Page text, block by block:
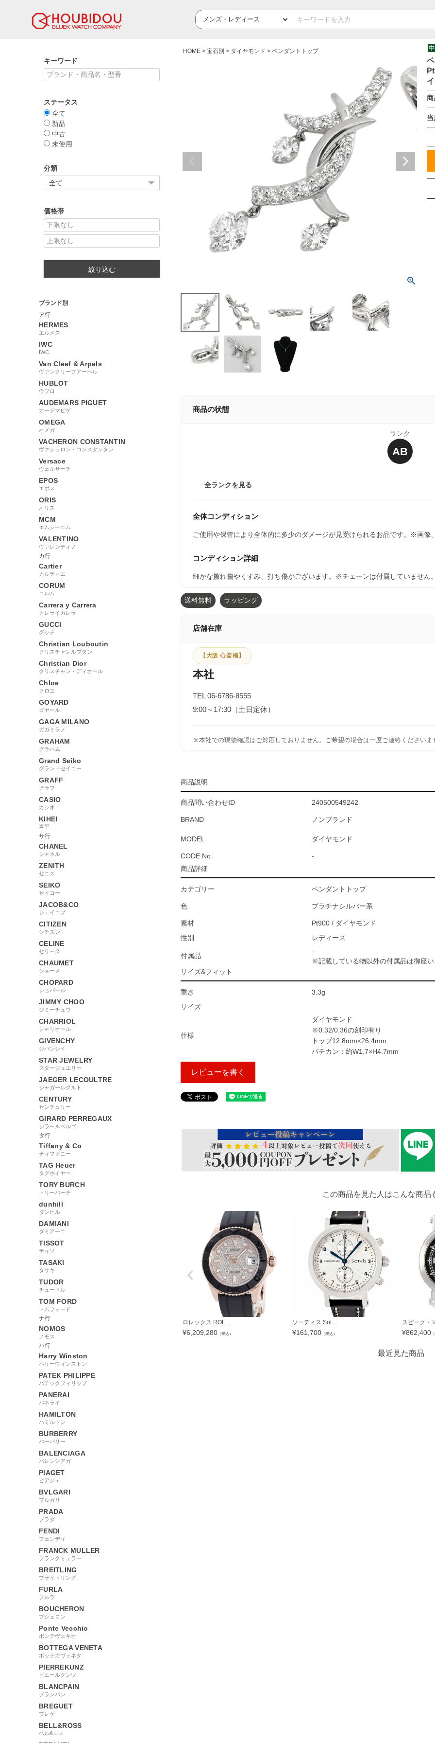
キーワード
ステータス
全て
新品
中古
未使用
分類
価格帯
絞り込む
ブランド別
ア行
HERMES
エルメス
IWC
IWC
Van Cleef & Arpels
ヴァンクリーフアーペル
HUBLOT
ウブロ
AUDEMARS PIGUET
オーデマピゲ
OMEGA
オメガ
VACHERON CONSTANTIN
ヴァシュロン・コンスタンタン
Versace
ヴェルサーチ
EPOS
エポス
ORIS
オリス
MCM
エムシーエム
VALENTINO
ヴァレンティノ
カ行
Cartier
カルティエ
CORUM
コルム
Carrera y Carrera
カレライカレラ
GUCCI
グッチ
Christian Louboutin
クリスチャンルブタン
Christian Dior
クリスチャン・ディオール
Chloe
クロエ
GOYARD
ゴヤール
GAGA MILANO
ガガミラノ
GRAHAM
グラハム
Grand Seiko
グランドセイコー
GRAFF
グラフ
CASIO
カシオ
KIHEI
喜平
サ行
CHANEL
シャネル
ZENITH
ゼニス
SEIKO
セイコー
JACOB&CO
ジェイコブ
CITIZEN
シチズン
CELINE
セリーヌ
CHAUMET
ショーメ
CHOPARD
ショパール
JIMMY CHOO
ジミーチュウ
CHARRIOL
シャリオール
GIVENCHY
ジバンシイ
STAR JEWELRY
スタージュエリー
JAEGER LECOULTRE
ジャガールクルト
CENTURY
センチュリー
GIRARD PERREGAUX
ジラールペルゴ
タ行
Tiffany & Co
ティファニー
TAG Heuer
タグホイヤー
TORY BURCH
トリーバーチ
dunhill
ダンヒル
DAMIANI
ダミアーニ
TISSOT
ティソ
TASAKI
タサキ
TUDOR
チュードル
TOM FORD
トムフォード
ナ行
NOMOS
ノモス
ハ行
Harry Winston
ハリーウィンストン
PATEK PHILIPPE
パテックフィリップ
PANERAI
パネライ
HAMILTON
ハミルトン
BURBERRY
バーバリー
BALENCIAGA
バレンシアガ
PIAGET
ピアジェ
BVLGARI
ブルガリ
PRADA
プラダ
FENDI
フェンディ
FRANCK MULLER
フランクミュラー
BREITLING
ブライトリング
FURLA
フルラ
BOUCHERON
ブシュロン
Ponte Vecchio
ポンテヴェキオ
BOTTEGA VENETA
ボッテガヴェネタ
PIERREKUNZ
ピエールクンツ
BLANCPAIN
ブランパン
BREGUET
ブレゲ
BELL&ROSS
ベル&ロス
HOME 宝石別 ダイヤモンド ペンダントトップ
商
商品の状態
ランク
AB
全ランクを見る
全体コンディション
ご使用や保管により全体的に多少のダメージが見受けられるお品です。※画像
コンディション詳細
細かな擦れ傷やくすみ、打ち傷がございます。※チェーンは付属していません
送料無料 ラッピング
店舗在庫
【大阪 心斎橋】
本社
TEL 06-6786-8555
9:00～17:30（土日定休）
※本社での現物確認はご対応しておりません。ご希望の場合は一度ご連絡くださいま
商品説明
商品問い合わせID 240500549242
BRAND ノンブランド
MODEL ダイヤモンド
CODE No.
-
商品詳細
カテゴリー ペンダントトップ
色 プラチナシルバー系
素材
Pt900 / ダイヤモンド
性別
レディース
付属品
-
※記載している物以外の付属品は御座
サイズ&フィット
重さ
3.3g
サイズ
仕様
ダイヤモンド
※0.32/0.36の刻印有り
トップ12.8mm×26.4mm
バチカン：約W1.7×H4.7mm
レビューを書く
この商品を見た人はこんな商品
ロレックス ROL...
¥6,209,280 （税込）
ソーティス Sot...
¥161,700 （税込）
スピーク・
¥862,400
最近見た商品